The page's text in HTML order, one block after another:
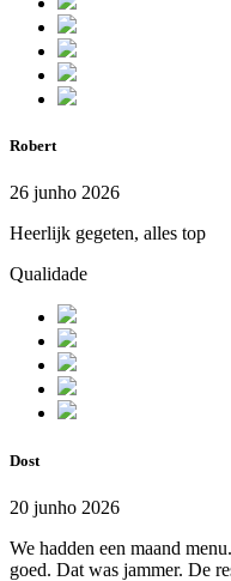
Robert
26 junho 2026
Heerlijk gegeten, alles top
Qualidade
Dost
20 junho 2026
We hadden een maand
goed. Dat was jammer. De